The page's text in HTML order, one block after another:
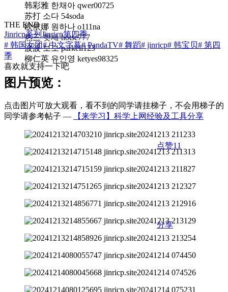
韩彩雅 한채아 qwer00725
苏打 소다 54soda
欧依娜 원하나 o111na
热三 핫세 hotse777
波波 보보 parkeil123
柳仁英 유인영 ketyes98325
图片预览：
点击图片可放大观看，看不到的同学请挂梯子，不会用梯子的
同学请参考帖子 —
【来学习】科学上网经验及工具分享
THE END
Jinricp系列Jinricp第四季
# 韩国女团# 中文字幕# PandaTV# 舞蹈# jinricp# 韩宝贝# 第四
季
喜欢就支持一下吧
点赞11
分享